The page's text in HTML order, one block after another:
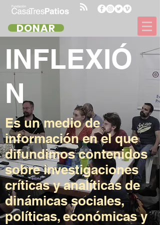
DONAR
INFLEXIÓ
N
Es un medio de
información en el que
difundimos contenidos
sobre investigaciones
críticas y analíticas de
dinámicas sociales,
políticas, económicas y